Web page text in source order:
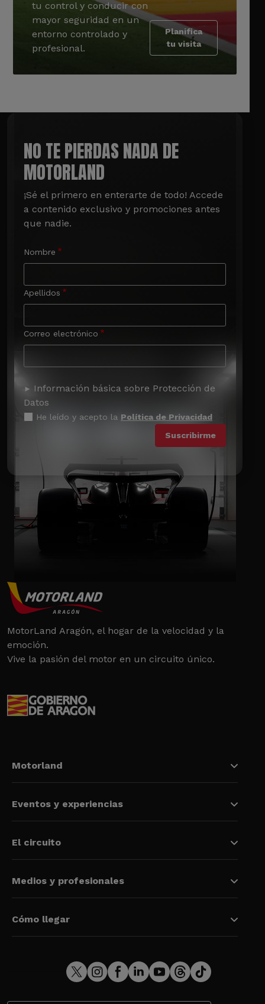
tu control y conducir con
mayor seguridad en un
entorno controlado y
profesional.
Planifica
tu visita
NO TE PIERDAS NADA DE
MOTORLAND
¡Sé el primero en enterarte de todo! Accede
a contenido exclusivo y promociones antes
que nadie.
Nombre
Apellidos
Correo electrónico
Información básica sobre Protección de
Datos
He leído y acepto la Política de Privacidad
MotorLand Aragón, el hogar de la velocidad y la
emoción.
Vive la pasión del motor en un circuito único.
Motorland
Eventos y experiencias
El circuito
Medios y profesionales
Cómo llegar